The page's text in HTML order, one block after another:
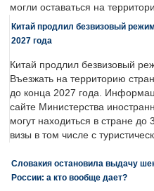
могли оставаться на
Китай продлил безвизовый
2027 года
Китай продлил безвизовый
Въезжать на территорию
до конца 2027 года.
сайте Министерства
могут находиться в стране
визы в том числе с
Словакия остановила выдачу
России: а кто вообще дает?